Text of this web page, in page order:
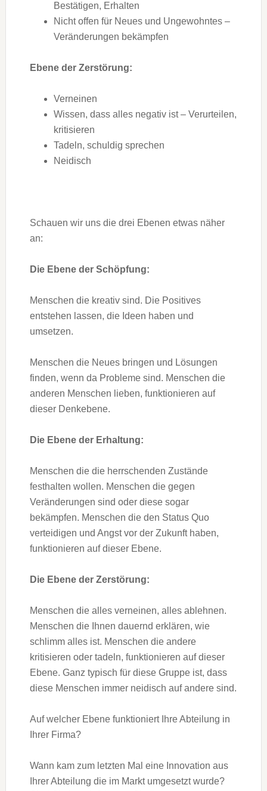
Bestätigen, Erhalten
Nicht offen für Neues und Ungewohntes –
Veränderungen bekämpfen
Ebene der Zerstörung:
Verneinen
Wissen, dass alles negativ ist – Verurteilen,
kritisieren
Tadeln, schuldig sprechen
Neidisch
Schauen wir uns die drei Ebenen etwas näher
an:
Die Ebene der Schöpfung:
Menschen die kreativ sind. Die Positives
entstehen lassen, die Ideen haben und
umsetzen.
Menschen die Neues bringen und Lösungen
finden, wenn da Probleme sind. Menschen die
anderen Menschen lieben, funktionieren auf
dieser Denkebene.
Die Ebene der Erhaltung:
Menschen die die herrschenden Zustände
festhalten wollen. Menschen die gegen
Veränderungen sind oder diese sogar
bekämpfen. Menschen die den Status Quo
verteidigen und Angst vor der Zukunft haben,
funktionieren auf dieser Ebene.
Die Ebene der Zerstörung:
Menschen die alles verneinen, alles ablehnen.
Menschen die Ihnen dauernd erklären, wie
schlimm alles ist. Menschen die andere
kritisieren oder tadeln, funktionieren auf dieser
Ebene. Ganz typisch für diese Gruppe ist, dass
diese Menschen immer neidisch auf andere sind.
Auf welcher Ebene funktioniert Ihre Abteilung in
Ihrer Firma?
Wann kam zum letzten Mal eine Innovation aus
Ihrer Abteilung die im Markt umgesetzt wurde?